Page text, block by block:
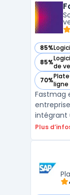
régleme
85%
— voir
85%de
— voir
70%ligne
— voir
Fastmag
intégrant
gestion
points
les transa ...
Plus